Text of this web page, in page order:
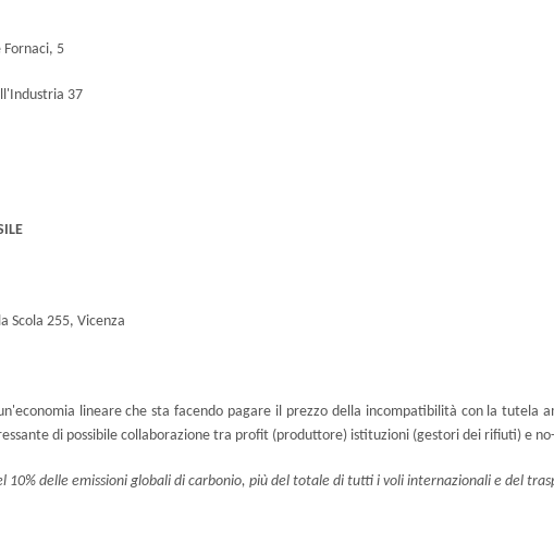
Fornaci, 5
37
Scola 255, Vicenza
lineare che sta facendo pagare il prezzo della incompatibilità con la tutela
di possibile collaborazione tra profit (produttore) istituzioni (gestori dei rifiuti) e
10% delle emissioni globali di carbonio, più del totale di tutti i voli internazionali e del